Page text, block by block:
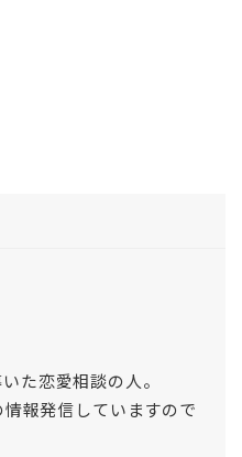
た恋愛相談の人。
報発信していますので